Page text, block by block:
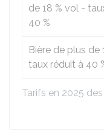
Tarifs en 2025
de 18 % vol -
40 %
Bière de plus de
taux réduit à 40